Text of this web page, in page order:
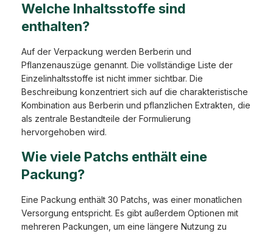
Welche Inhaltsstoffe sind
enthalten?
Auf der Verpackung werden Berberin und
Pflanzenauszüge genannt. Die vollständige Liste der
Einzelinhaltsstoffe ist nicht immer sichtbar. Die
Beschreibung konzentriert sich auf die charakteristische
Kombination aus Berberin und pflanzlichen Extrakten, die
als zentrale Bestandteile der Formulierung
hervorgehoben wird.
Wie viele Patchs enthält eine
Packung?
Eine Packung enthält 30 Patchs, was einer monatlichen
Versorgung entspricht. Es gibt außerdem Optionen mit
mehreren Packungen, um eine längere Nutzung zu